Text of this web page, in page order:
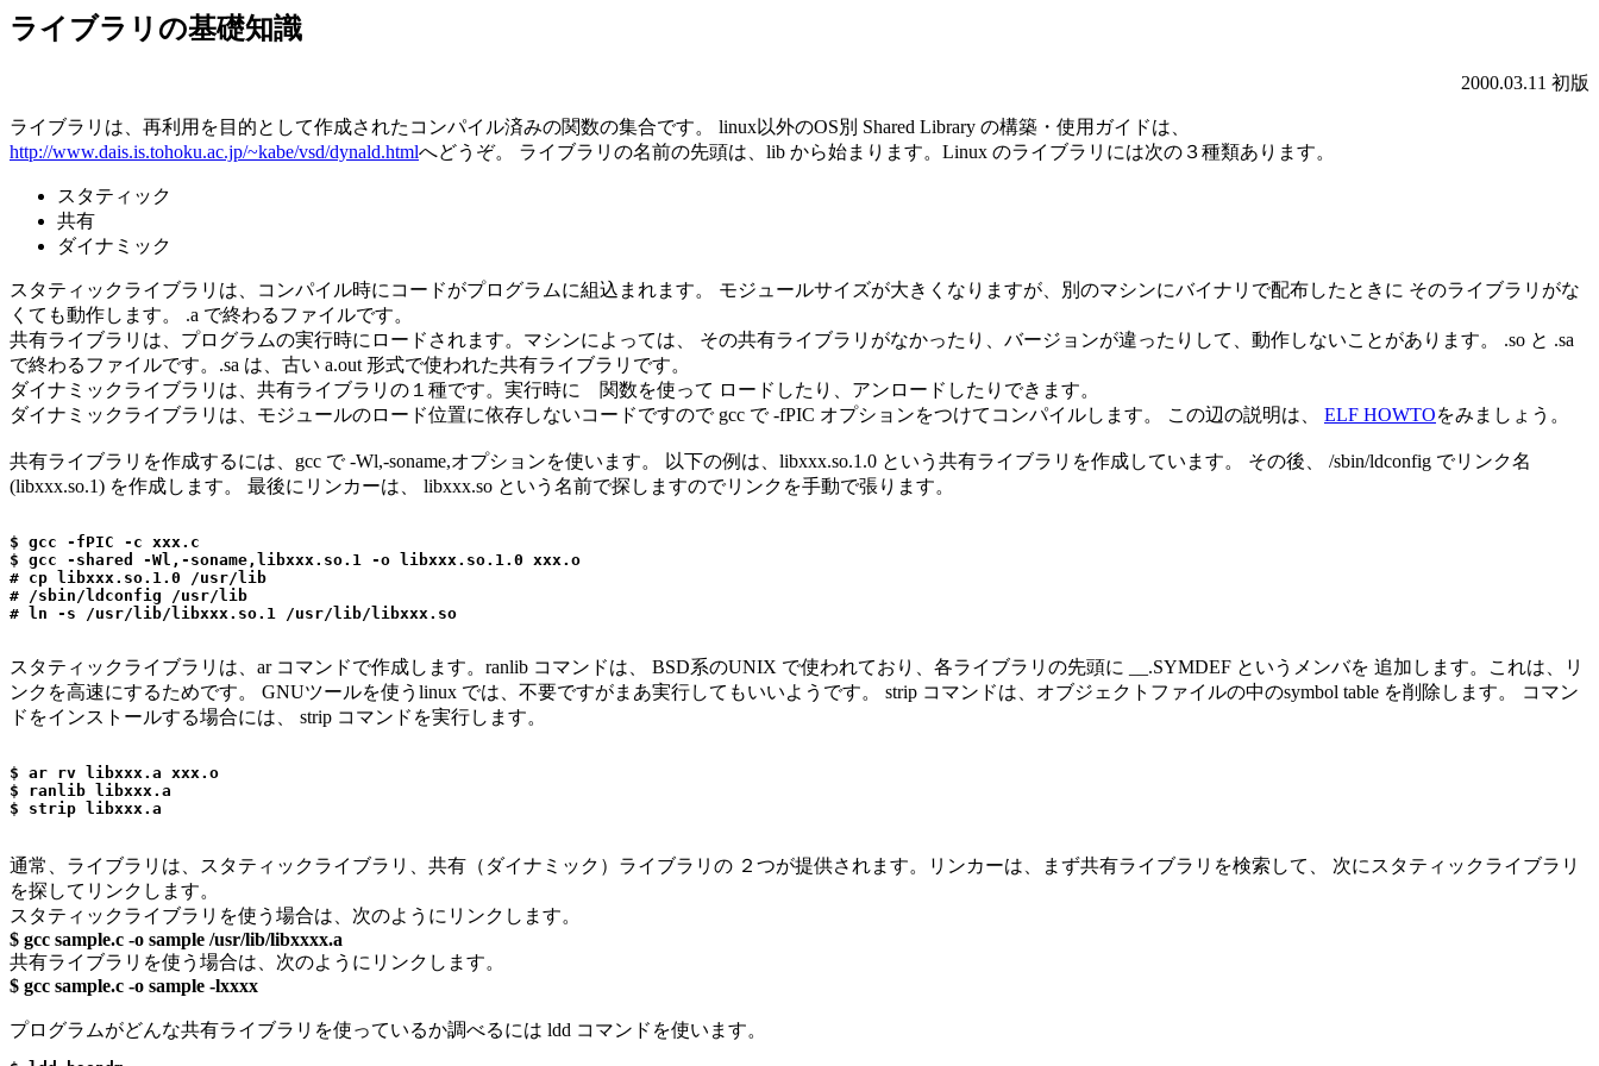
ライブラリの基礎知識
2000.03.11 初版
ライブラリは、再利用を目的として作成されたコンパイル済みの関数の集合です。 linux以外のOS別 Shared Library の構築・使用ガイドは、
http://www.dais.is.tohoku.ac.jp/~kabe/vsd/dynald.htmlへどうぞ。 ライブラリの名前の先頭は、lib から始まります。Linux のライブラリには次の３種類あります。
スタティック
共有
ダイナミック
スタティックライブラリは、コンパイル時にコードがプログラムに組込まれます。 モジュールサイズが大きくなりますが、別のマシンにバイナリで配布したときに そのライブラリがな
くても動作します。 .a で終わるファイルです。
共有ライブラリは、プログラムの実行時にロードされます。マシンによっては、 その共有ライブラリがなかったり、バージョンが違ったりして、動作しないことがあります。 .so と .sa
で終わるファイルです。.sa は、古い a.out 形式で使われた共有ライブラリです。
ダイナミックライブラリは、共有ライブラリの１種です。実行時に 関数を使って ロードしたり、アンロードしたりできます。
ダイナミックライブラリは、モジュールのロード位置に依存しないコードですので gcc で -fPIC オプションをつけてコンパイルします。 この辺の説明は、 ELF HOWTOをみましょう。
共有ライブラリを作成するには、gcc で -Wl,-soname,オプションを使います。 以下の例は、libxxx.so.1.0 という共有ライブラリを作成しています。 その後、 /sbin/ldconfig でリンク名
(libxxx.so.1) を作成します。 最後にリンカーは、 libxxx.so という名前で探しますのでリンクを手動で張ります。
$ gcc -fPIC -c xxx.c
$ gcc -shared -Wl,-soname,libxxx.so.1 -o libxxx.so.1.0 xxx.o
# cp libxxx.so.1.0 /usr/lib
# /sbin/ldconfig /usr/lib
スタティックライブラリは、ar コマンドで作成します。ranlib コマンドは、 BSD系のUNIX で使われており、各ライブラリの先頭に __.SYMDEF というメンバを 追加します。これは、リ
ンクを高速にするためです。 GNUツールを使うlinux では、不要ですがまあ実行してもいいようです。 strip コマンドは、オブジェクトファイルの中のsymbol table を削除します。 コマン
ドをインストールする場合には、 strip コマンドを実行します。
$ ar rv libxxx.a xxx.o
$ ranlib libxxx.a
$ strip libxxx.a
通常、ライブラリは、スタティックライブラリ、共有（ダイナミック）ライブラリの ２つが提供されます。リンカーは、まず共有ライブラリを検索して、 次にスタティックライブラリ
を探してリンクします。
スタティックライブラリを使う場合は、次のようにリンクします。
$ gcc sample.c -o sample /usr/lib/libxxxx.a
共有ライブラリを使う場合は、次のようにリンクします。
$ gcc sample.c -o sample -lxxxx
プログラムがどんな共有ライブラリを使っているか調べるには ldd コマンドを使います。